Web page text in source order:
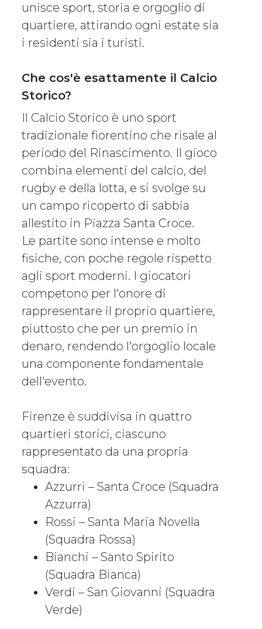
unisce sport, storia e orgoglio di
quartiere, attirando ogni estate sia
i residenti sia i turisti.
Che cos'è esattamente il Calcio
Storico?
Il Calcio Storico è uno sport
tradizionale fiorentino che risale al
periodo del Rinascimento. Il gioco
combina elementi del calcio, del
rugby e della lotta, e si svolge su
un campo ricoperto di sabbia
allestito in Piazza Santa Croce.
Le partite sono intense e molto
fisiche, con poche regole rispetto
agli sport moderni. I giocatori
competono per l'onore di
rappresentare il proprio quartiere,
piuttosto che per un premio in
denaro, rendendo l'orgoglio locale
una componente fondamentale
dell'evento.
Firenze è suddivisa in quattro
quartieri storici, ciascuno
rappresentato da una propria
squadra:
Azzurri – Santa Croce (Squadra
Azzurra)
Rossi – Santa Maria Novella
(Squadra Rossa)
Bianchi – Santo Spirito
(Squadra Bianca)
Verdi – San Giovanni (Squadra
Verde)